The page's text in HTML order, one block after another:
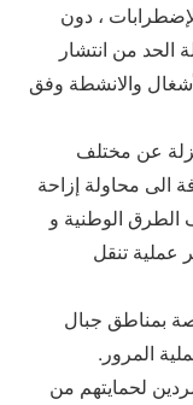
، دون
من انتشار
من الأشغال والانشطة وفق
عن مختلف
الى محاولة إزاحة
الطرق الوطنية و
عملية تنقل
بمناطق جبال
المرور.
لحمايتهم من